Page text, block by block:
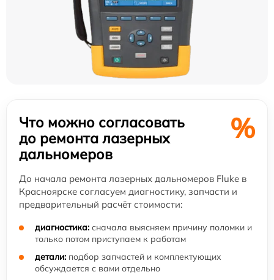
Что можно согласовать
до ремонта лазерных
дальномеров
%
До начала ремонта лазерных дальномеров Fluke в
Красноярске согласуем диагностику, запчасти и
предварительный расчёт стоимости:
диагностика: сначала выясняем причину поломки и
только потом приступаем к работам
детали: подбор запчастей и комплектующих
обсуждается с вами отдельно